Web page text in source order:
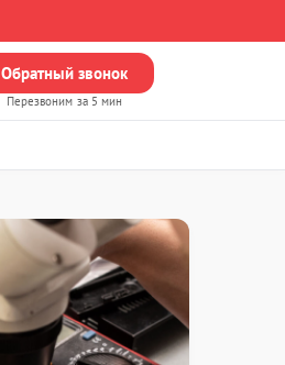
Обратный звонок
Перезвоним за 5 мин